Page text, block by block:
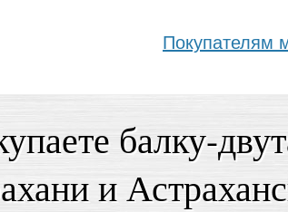
Покупателям
балку-
и